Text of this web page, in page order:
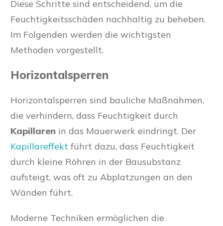
Diese Schritte sind entscheidend, um die
Feuchtigkeitsschäden nachhaltig zu beheben.
Im Folgenden werden die wichtigsten
Methoden vorgestellt.
Horizontalsperren
Horizontalsperren sind bauliche Maßnahmen,
die verhindern, dass Feuchtigkeit durch
Kapillaren in das Mauerwerk eindringt. Der
Kapillareffekt führt dazu, dass Feuchtigkeit
durch kleine Röhren in der Bausubstanz
aufsteigt, was oft zu Abplatzungen an den
Wänden führt.
Moderne Techniken ermöglichen die